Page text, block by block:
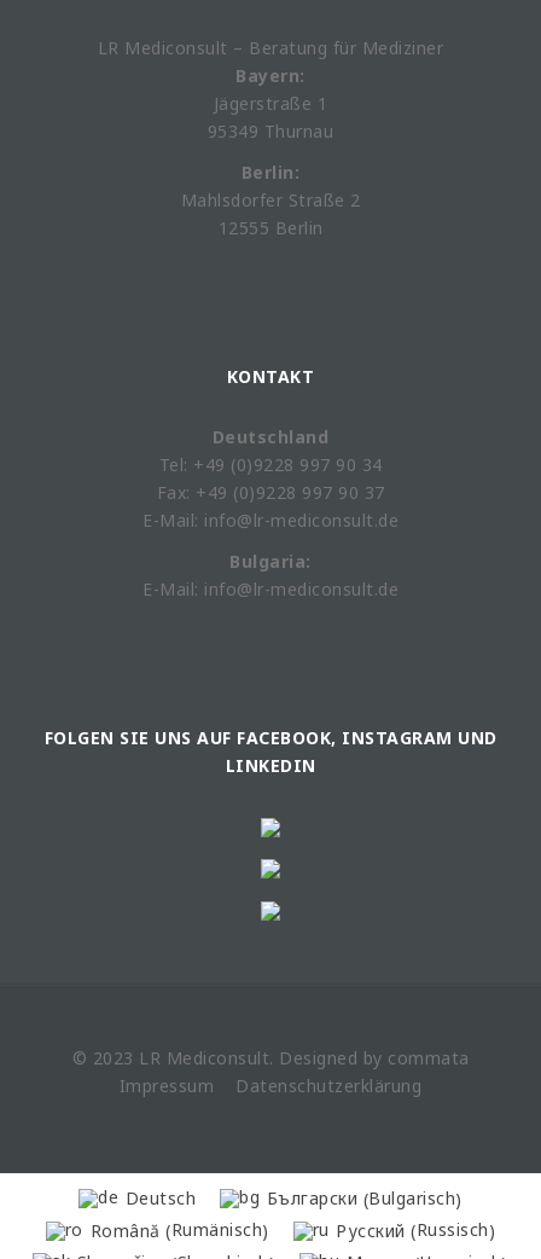
LR Mediconsult – Beratung für Mediziner
Bayern:
Jägerstraße 1
95349 Thurnau
Berlin:
Mahlsdorfer Straße 2
12555 Berlin
KONTAKT
Deutschland
Tel: +49 (0)9228 997 90 34
Fax: +49 (0)9228 997 90 37
E-Mail: info@lr-mediconsult.de
Bulgaria:
E-Mail: info@lr-mediconsult.de
FOLGEN SIE UNS AUF FACEBOOK, INSTAGRAM UND
LINKEDIN
© 2023 LR Mediconsult. Designed by commata
Impressum
Datenschutzerklärung
Deutsch Български (Bulgarisch)
Română (Rumänisch) Русский (Russisch)